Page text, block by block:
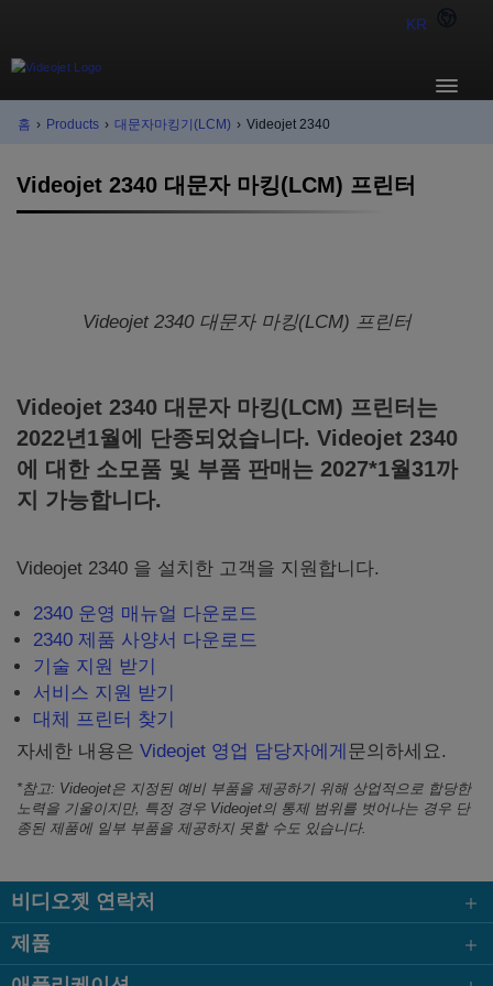
KR
홈 › Products › 대문자마킹기(LCM) › Videojet 2340
Videojet 2340 대문자 마킹(LCM) 프린터
Videojet 2340 대문자 마킹(LCM) 프린터
Videojet 2340 대문자 마킹(LCM) 프린터는
2022년1월에 단종되었습니다. Videojet 2340
에 대한 소모품 및 부품 판매는 2027*1월31까
지 가능합니다.
Videojet 2340 을 설치한 고객을 지원합니다.
2340 운영 매뉴얼 다운로드
2340 제품 사양서 다운로드
기술 지원 받기
서비스 지원 받기
대체 프린터 찾기
자세한 내용은 Videojet 영업 담당자에게 문의하세요.
*참고: Videojet은 지정된 예비 부품을 제공하기 위해 상업적으로 합당한
노력을 기울이지만, 특정 경우 Videojet의 통제 범위를 벗어나는 경우 단
종된 제품에 일부 부품을 제공하지 못할 수도 있습니다.
비디오젯 연락처
제품